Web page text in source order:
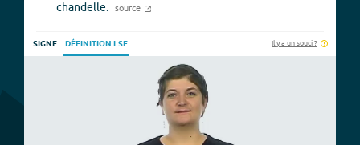
chandelle.
source
SIGNE DÉFINITION LSF Il y a un souci ?